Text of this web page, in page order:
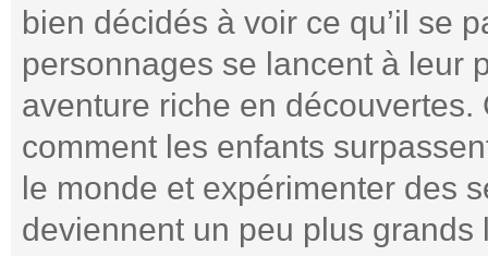
bien décidés à voir ce qu’il se
personnages se lancent à leur
aventure riche en
comment les enfants
le monde et expérimenter des
deviennent un peu plus grands